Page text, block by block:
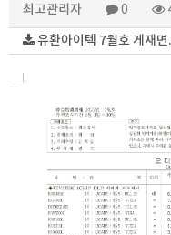
최고관리자 0
유환아이텍 7월호 게재